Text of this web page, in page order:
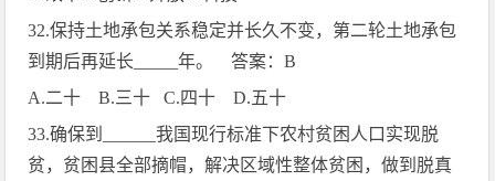
32.保持土地承包关系稳定并长久不变，第二轮土地承包
到期后再延长 _____年。 答案：B
A.二十 B.三十 C.四十 D.五十
33.确保到 ______我国现行标准下农村贫困人口实现脱
贫，贫困县全部摘帽，解决区域性整体贫困，做到脱真